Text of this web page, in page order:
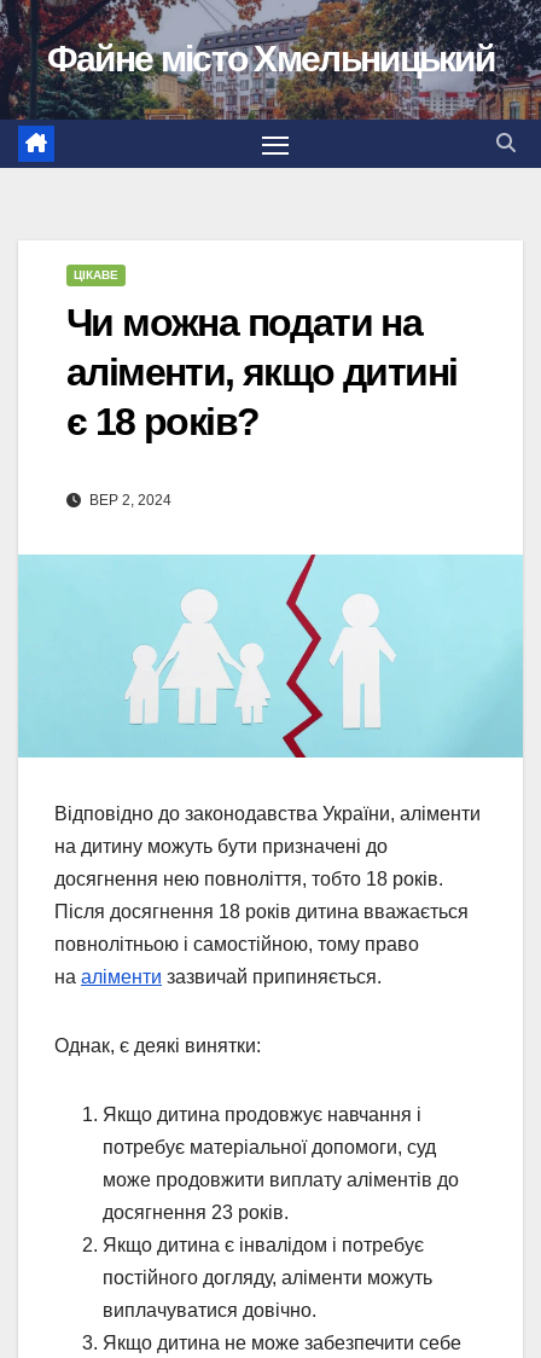
Перейти
до
вмісту
Файне місто Хмельницький
ЦІКАВЕ
Чи можна подати на
аліменти, якщо дитині
є 18 років?
ВЕР 2, 2024
Відповідно до законодавства України, аліменти
на дитину можуть бути призначені до
досягнення нею повноліття, тобто 18 років.
Після досягнення 18 років дитина вважається
повнолітньою і самостійною, тому право
на аліменти зазвичай припиняється.
Однак, є деякі винятки:
Якщо дитина продовжує навчання і
потребує матеріальної допомоги, суд
може продовжити виплату аліментів до
досягнення 23 років.
Якщо дитина є інвалідом і потребує
постійного догляду, аліменти можуть
виплачуватися довічно.
Якщо дитина не може забезпечити себе